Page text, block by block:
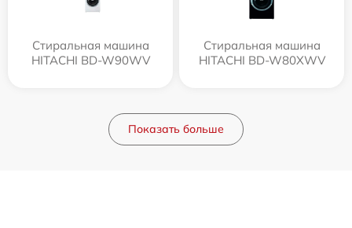
Стиральная машина
HITACHI BD-W90WV
Стиральная машина
HITACHI BD-W80XWV
Показать больше